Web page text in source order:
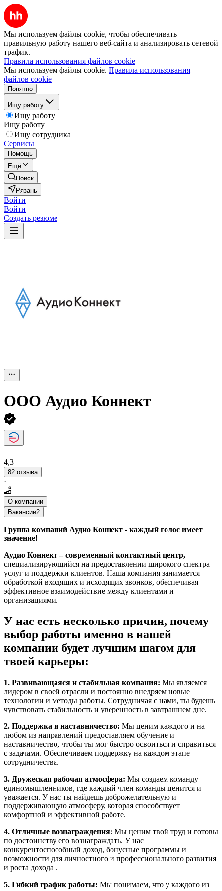
Мы используем файлы cookie, чтобы обеспечивать
правильную работу нашего веб-сайта и анализировать сетевой
трафик.
Правила использования файлов cookie
Мы используем файлы cookie. Правила использования
файлов cookie
Понятно
Ищу работу
Ищу работу
Ищу работу
Ищу сотрудника
Сервисы
Помощь
Ещё
Поиск
Рязань
Войти
Войти
Создать резюме
ООО Аудио Коннект
4,3
82 отзыва
·
О компании
Вакансии2
Группа компаний Аудио Коннект - каждый голос имеет
значение!
Аудио Коннект – современный контактный центр,
специализирующийся на предоставлении широкого спектра
услуг и поддержки клиентов. Наша компания занимается
обработкой входящих и исходящих звонков, обеспечивая
эффективное взаимодействие между клиентами и
организациями.
У нас есть несколько причин, почему
выбор работы именно в нашей
компании будет лучшим шагом для
твоей карьеры:
1. Развивающаяся и стабильная компания: Мы являемся
лидером в своей отрасли и постоянно внедряем новые
технологии и методы работы. Сотрудничая с нами, ты будешь
чувствовать стабильность и уверенность в завтрашнем дне.
2. Поддержка и наставничество: Мы ценим каждого и на
любом из направлений предоставляем обучение и
наставничество, чтобы ты мог быстро освоиться и справиться
с задачами. Обеспечиваем поддержку на каждом этапе
сотрудничества.
3. Дружеская рабочая атмосфера: Мы создаем команду
единомышленников, где каждый член команды ценится и
уважается. У нас ты найдешь доброжелательную и
поддерживающую атмосферу, которая способствует
комфортной и эффективной работе.
4. Отличные вознаграждения: Мы ценим твой труд и готовы
по достоинству его вознаграждать. У нас
конкурентоспособный доход, бонусные программы и
возможности для личностного и профессионального развития
и роста дохода .
5. Гибкий график работы: Мы понимаем, что у каждого из